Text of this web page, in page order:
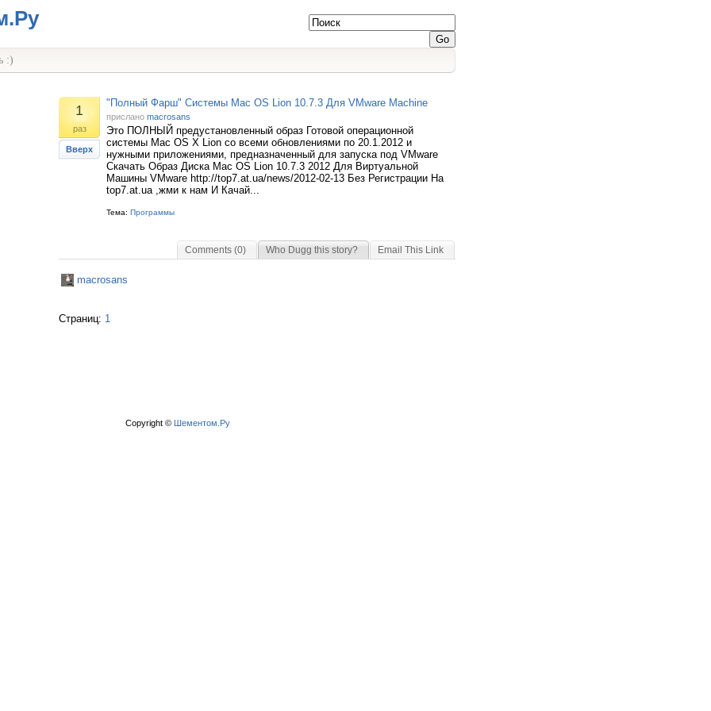
:)
1
раз
Вверх
"Полный Фарш" Системы Mac OS Lion 10.7.3 Для VMware Machine
прислано macrosans
Это ПОЛНЫЙ предустановленный образ Готовой операционной
системы Mac OS X Lion cо всеми обновлениями по 20.1.2012 и
нужными приложениями, предназначенный для запуска под VMware
Скачать Образ Диска Mac OS Lion 10.7.3 2012 Для Виртуальной
Машины VMware http://top7.at.ua/news/2012-02-13 Без Регистрации На
top7.at.ua ,жми к нам И Качай...
Тема: Программы
Comments (0) Who Dugg this story? Email This Link
macrosans
Страниц: 1
Copyright © Шементом.Ру